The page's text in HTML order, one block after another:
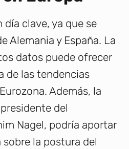
día clave, ya que se
Alemania y España. La
datos puede ofrecer
de las tendencias
Además, la
del
Nagel, podría aportar
la postura del